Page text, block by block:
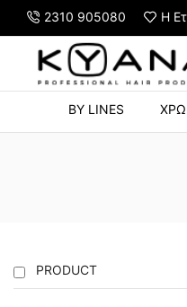
2310 905080 Η
STRONG HOLD 500ml με
BY LINES
PRODUCT